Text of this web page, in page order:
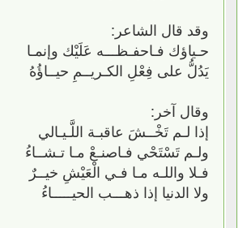
وقد قال الشاعر:
حـياؤك فـاحفـظـــه عَلَيْك وإنمـا
يَدُلُّ على فِعْلِ الكـريــمِ حيــاؤُهُ
وقال آخر:
إذا لـم تَخْــشَ عاقبـة اللَّـيـالي
ولـم تَسْتَحْي فـاصنـعْ مـا تـشــاءُ
فـلا واللـه مـا فـي الْعَيْشِ خيــرٌ
ولا الدنيا إذا ذهـــب الحيـــــاءُ